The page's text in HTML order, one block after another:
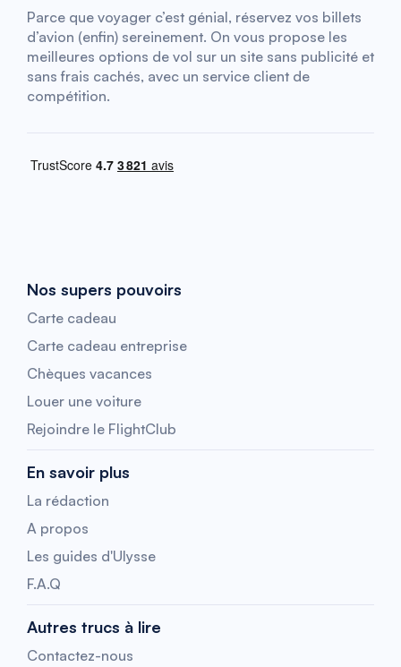
Parce que voyager c’est génial, réservez vos billets
d’avion (enfin) sereinement. On vous propose les
meilleures options de vol sur un site sans publicité et
sans frais cachés, avec un service client de
compétition.
Nos supers pouvoirs
Carte cadeau
Carte cadeau entreprise
Chèques vacances
Louer une voiture
Rejoindre le FlightClub
En savoir plus
La rédaction
A propos
Les guides d'Ulysse
F.A.Q
Autres trucs à lire
Contactez-nous